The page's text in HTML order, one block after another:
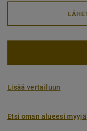
Lisää vertailuun
Etsi oman alueesi myyjä